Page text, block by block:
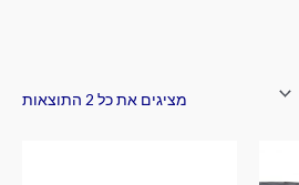
מציגים את כל ⁦2⁩ התוצאות